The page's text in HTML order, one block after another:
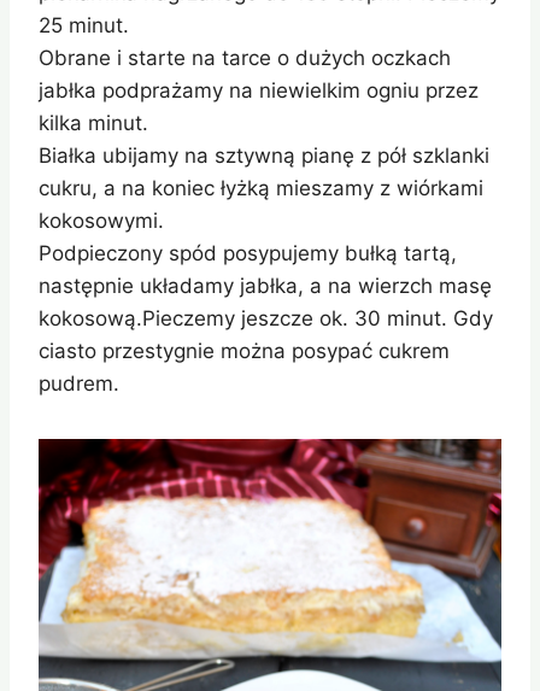
25 minut.
Obrane i starte na tarce o dużych oczkach
jabłka podprażamy na niewielkim ogniu przez
kilka minut.
Białka ubijamy na sztywną pianę z pół szklanki
cukru, a na koniec łyżką mieszamy z wiórkami
kokosowymi.
Podpieczony spód posypujemy bułką tartą,
następnie układamy jabłka, a na wierzch masę
kokosową.Pieczemy jeszcze ok. 30 minut. Gdy
ciasto przestygnie można posypać cukrem
pudrem.